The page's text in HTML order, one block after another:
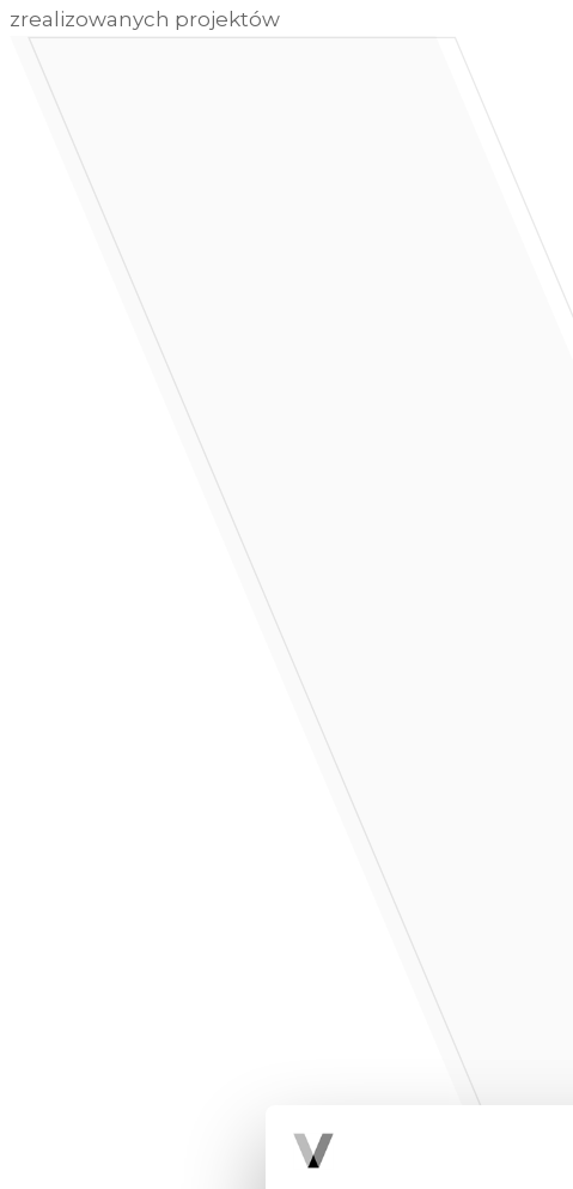
zrealizowanych projektów